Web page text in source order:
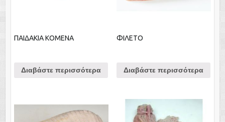
ΠΑΙΔΑΚΙΑ KOMENA
Διαβάστε περισσότερα
ΦΙΛΕΤΟ
Διαβάστε περισσότερα